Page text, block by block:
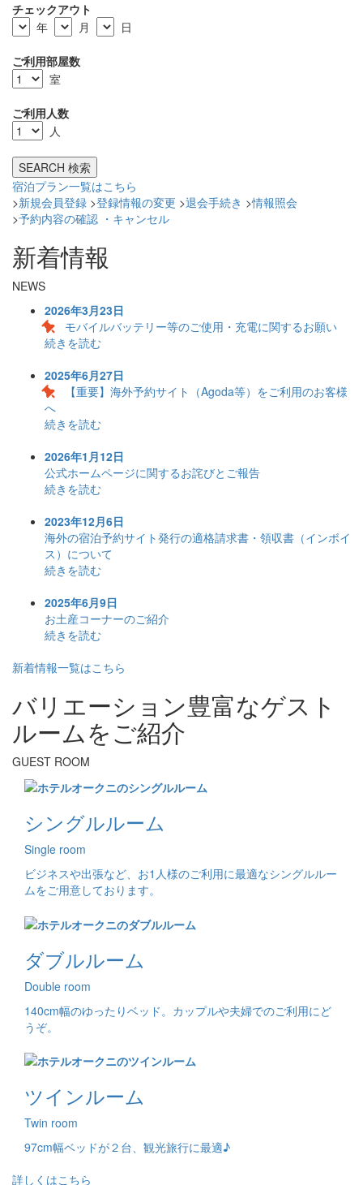
チェックアウト
年
月 日
ご利用部屋数
室
ご利用人数
人
宿泊プラン一覧はこちら
>新規会員登録 >登録情報の変更 >退会手続き >情報照会
>予約内容の確認 ・キャンセル
新着情報
NEWS
2026年3月23日
モバイルバッテリー等のご使用・充電に関するお願い
続きを読む
2025年6月27日
【重要】海外予約サイト（Agoda等）をご利用のお客様
へ
続きを読む
2026年1月12日
公式ホームページに関するお詫びとご報告
続きを読む
2023年12月6日
海外の宿泊予約サイト発行の適格請求書・領収書（インボイ
ス）について
続きを読む
2025年6月9日
お土産コーナーのご紹介
続きを読む
新着情報一覧はこちら
バリエーション豊富なゲスト
ルームをご紹介
GUEST ROOM
シングルルーム
Single room
ビジネスや出張など、お1人様のご利用に最適なシングルルー
ムをご用意しております。
ダブルルーム
Double room
140cm幅のゆったりベッド。カップルや夫婦でのご利用にど
うぞ。
ツインルーム
Twin room
97cm幅ベッドが２台、観光旅行に最適♪
詳しくはこちら